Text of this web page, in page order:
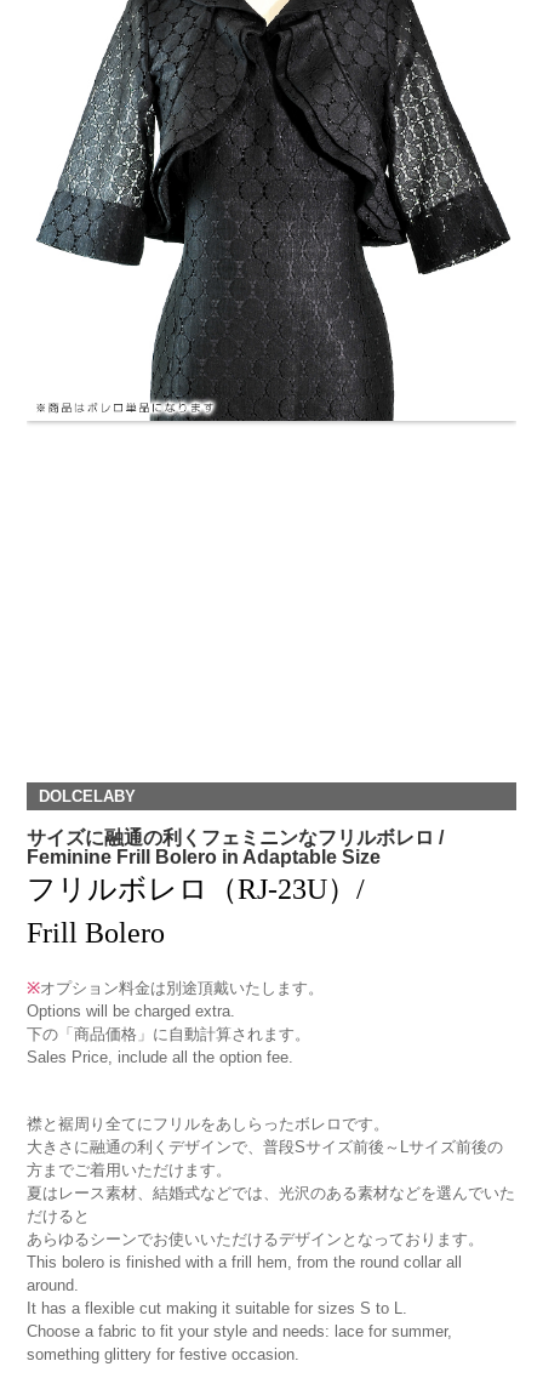
DOLCELABY
サイズに融通の利くフェミニンなフリルボレロ /
Feminine Frill Bolero in Adaptable Size
フリルボレロ（RJ-23U）/
Frill Bolero
※オプション料金は別途頂戴いたします。
Options will be charged extra.
下の「商品価格」に自動計算されます。
Sales Price, include all the option fee.
襟と裾周り全てにフリルをあしらったボレロです。
大きさに融通の利くデザインで、普段Sサイズ前後～Lサイズ前後の
方までご着用いただけます。
夏はレース素材、結婚式などでは、光沢のある素材などを選んでいた
だけると
あらゆるシーンでお使いいただけるデザインとなっております。
This bolero is finished with a frill hem, from the round collar all
around.
It has a flexible cut making it suitable for sizes S to L.
Choose a fabric to fit your style and needs: lace for summer,
something glittery for festive occasion.